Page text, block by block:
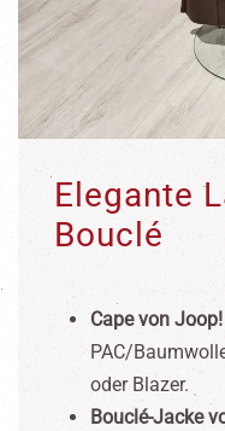
Elegante
Bouclé
Cape von Joop!
PAC/
oder Blazer.
Bouclé-Jacke